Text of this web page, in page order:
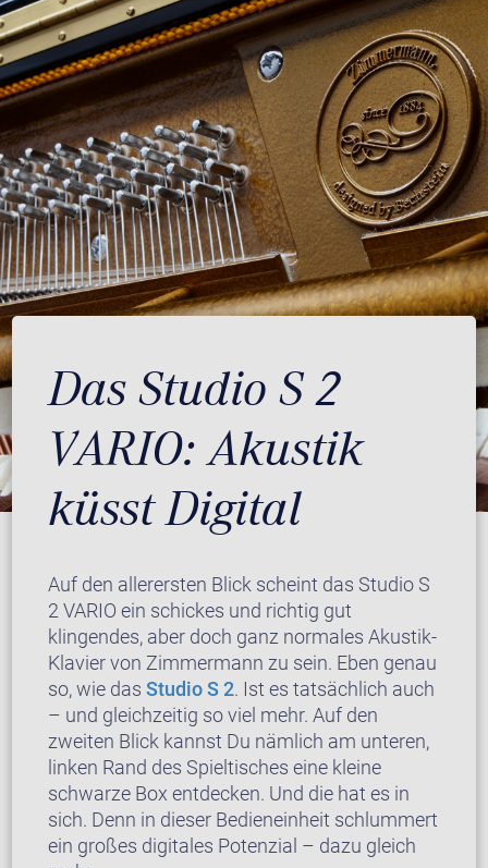
Das Studio S 2
VARIO: Akustik
küsst Digital
Auf den allerersten Blick scheint das Studio S
2 VARIO ein schickes und richtig gut
klingendes, aber doch ganz normales Akustik-
Klavier von Zimmermann zu sein. Eben genau
so, wie dasStudio S 2. Ist es tatsächlich auch
– und gleichzeitig so viel mehr. Auf den
zweiten Blick kannst Du nämlich am unteren,
linken Rand des Spieltisches eine kleine
schwarze Box entdecken. Und die hat es in
sich. Denn in dieser Bedieneinheit schlummert
ein großes digitales Potenzial – dazu gleich